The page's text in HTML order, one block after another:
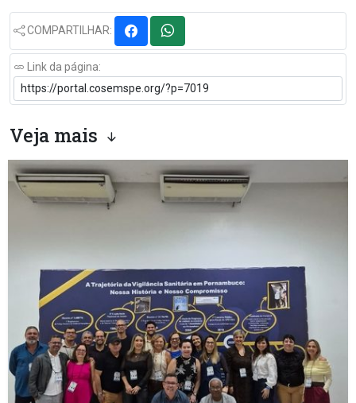
COMPARTILHAR:
Link da página:
Veja mais